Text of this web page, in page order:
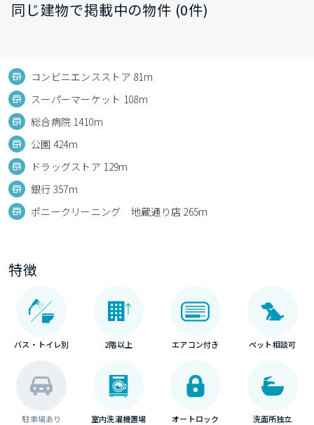
同じ建物で掲載中の物件 (0件)
コンビニエンスストア 81m
スーパーマーケット 108m
総合病院 1410m
公園 424m
ドラッグストア 129m
銀行 357m
ポニークリーニング 地蔵通り店 265m
特徴
バス・トイレ別 2階以上 エアコン付き ペット相談可
駐車場あり 室内洗濯機置場 オートロック 洗面所独立